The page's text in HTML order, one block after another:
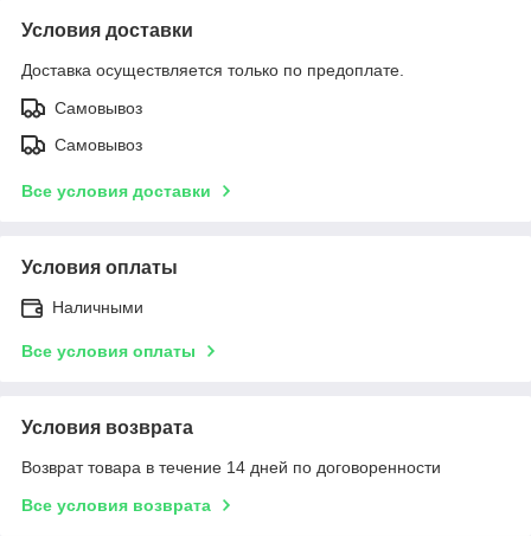
Условия доставки
Доставка осуществляется только по предоплате.
Самовывоз
Самовывоз
Все условия доставки
Условия оплаты
Наличными
Все условия оплаты
Условия возврата
Возврат товара в течение 14 дней по договоренности
Все условия возврата